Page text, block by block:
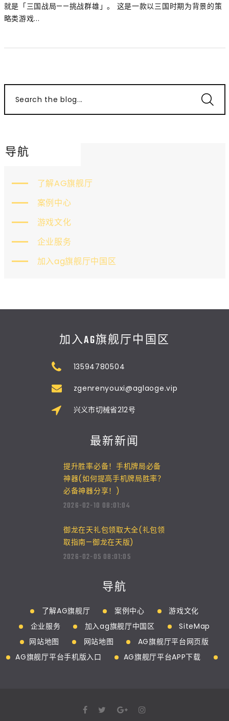
就是「三国战局——挑战群雄」。 这是一款以三国时期为背景的策
略类游戏...
Search the blog...
导航
了解AG旗舰厅
案例中心
游戏文化
企业服务
加入ag旗舰厅中国区
加入AG旗舰厅中国区
13594780504
zgenrenyouxi@aglaoge.vip
兴义市切械省212号
最新新闻
提升胜率必备！手机牌局必备
神器(如何提高手机牌局胜率？
必备神器分享！)
2026-02-10 08:01:04
御龙在天礼包领取大全(礼包领
取指南—御龙在天版)
2026-02-05 08:01:05
导航
了解AG旗舰厅 案例中心
游戏文化
企业服务
加入ag旗舰厅中国区
SiteMap
网站地图
网站地图
AG旗舰厅平台网页版
AG旗舰厅平台手机版入口
AG旗舰厅平台APP下载